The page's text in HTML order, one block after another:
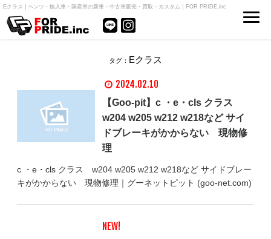
Eクラス | ベンツ・輸入車・国産車の新車・中古車販売・買取・カスタム｜FOR PRIDE.inc
タグ： Eクラス
2024.02.10
【Goo-pit】c ・e・cls クラス
w204 w205 w212 w218など サイ
ドブレーキがかからない 現物修
理
c ・e・cls クラス w204 w205 w212 w218など サイドブレー
キがかからない 現物修理｜グーネットピット (goo-net.com)
NEW!